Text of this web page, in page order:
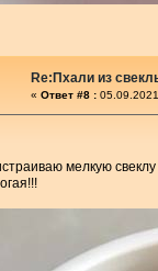
Re:Пхали из
« Ответ #8 :
мелкую